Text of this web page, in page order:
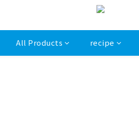
All Products recipe